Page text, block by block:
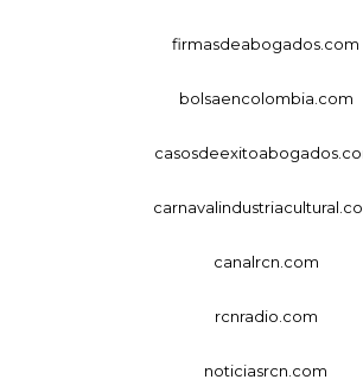
firmasdeabogados.com
bolsaencolombia.com
canalrcn.com
rcnradio.com
noticiasrcn.com